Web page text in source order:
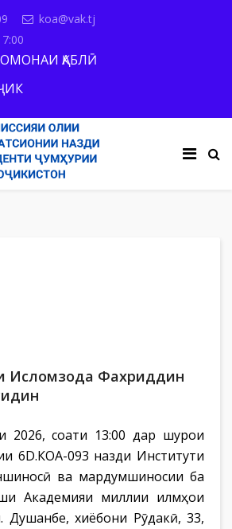
koa@vak.tj
ҚАБЛӢ
Исломзода Фахриддин
2026, соати 13:00 дар шурои
6D.КОА-093 назди Институти
ва мардумшиносии ба
Академияи миллии илмҳои
Душанбе, хиёбони Рӯдакӣ, 33,